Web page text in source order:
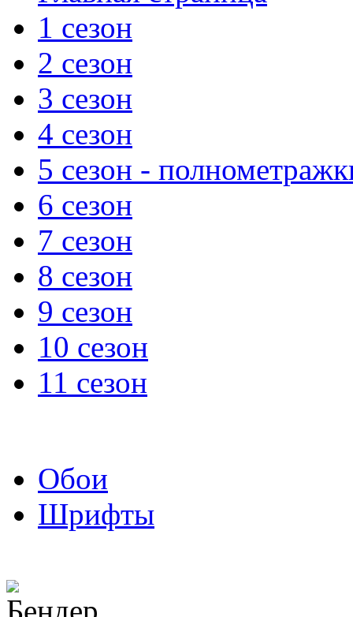
1 сезон
2 сезон
3 сезон
4 сезон
5 сезон -
6 сезон
7 сезон
8 сезон
9 сезон
10 сезон
11 сезон
Обои
Шрифты